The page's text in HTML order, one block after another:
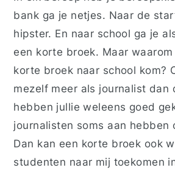
bank ga je netjes. Naar de
hipster. En naar school ga je
een korte broek. Maar
korte broek naar school kom?
mezelf meer als journalist dan
hebben jullie weleens goed
journalisten soms aan hebben
Dan kan een korte broek ook
studenten naar mij toekomen